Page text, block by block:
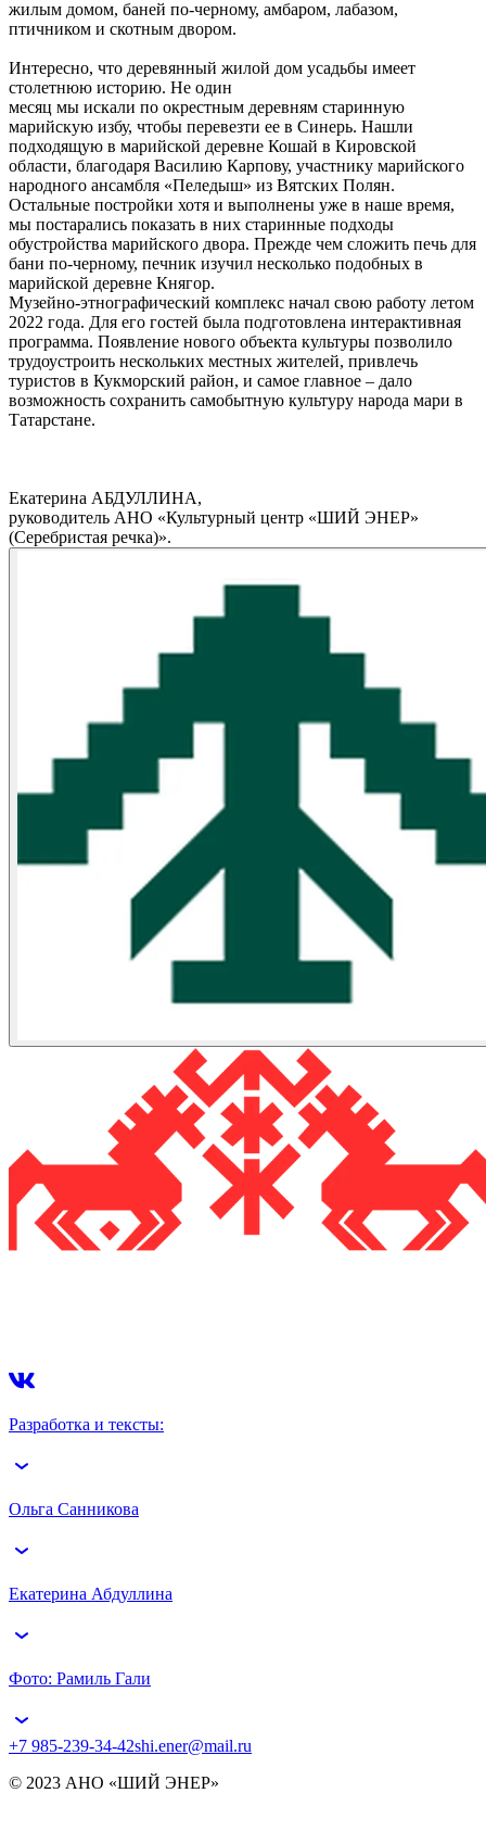
жилым домом, баней по-черному, амбаром, лабазом,
птичником и скотным двором.
Интересно, что деревянный жилой дом усадьбы имеет
столетнюю историю. Не один
месяц мы искали по окрестным деревням старинную
марийскую избу, чтобы перевезти ее в Синерь. Нашли
подходящую в марийской деревне Кошай в Кировской
области, благодаря Василию Карпову, участнику марийского
народного ансамбля «Пеледыш» из Вятских Полян.
Остальные постройки хотя и выполнены уже в наше время,
мы постарались показать в них старинные подходы
обустройства марийского двора. Прежде чем сложить печь для
бани по-черному, печник изучил несколько подобных в
марийской деревне Княгор.
Музейно-этнографический комплекс начал свою работу летом
2022 года. Для его гостей была подготовлена интерактивная
программа. Появление нового объекта культуры позволило
трудоустроить нескольких местных жителей, привлечь
туристов в Кукморский район, и самое главное – дало
возможность сохранить самобытную культуру народа мари в
Татарстане.
Екатерина АБДУЛЛИНА,
руководитель АНО «Культурный центр «ШИЙ ЭНЕР»
(Серебристая речка)».
Разработка и тексты:
Ольга Санникова
Екатерина Абдуллина
Фото: Рамиль Гали
+7 985-239-34-42shi.ener@mail.ru
© 2023 АНО «ШИЙ ЭНЕР»